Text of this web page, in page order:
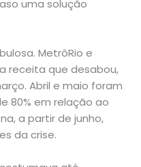
uma solução
MetrôRio e
receita que desabou,
Abril e maio foram
80% em relação ao
a partir de junho,
da crise.